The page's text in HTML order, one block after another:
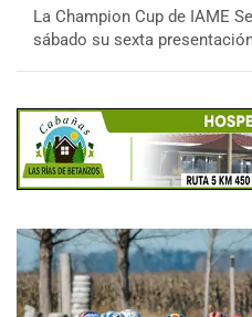
La Champion Cup de IAME
sábado su sexta